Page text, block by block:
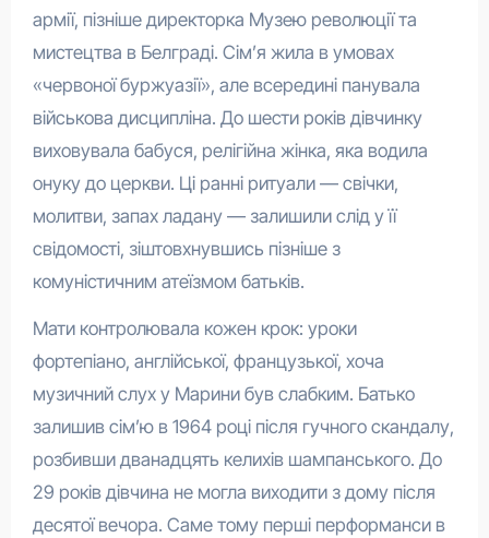
армії, пізніше директорка Музею революції та
мистецтва в Белграді. Сім’я жила в умовах
«червоної буржуазії», але всередині панувала
військова дисципліна. До шести років дівчинку
виховувала бабуся, релігійна жінка, яка водила
онуку до церкви. Ці ранні ритуали — свічки,
молитви, запах ладану — залишили слід у її
свідомості, зіштовхнувшись пізніше з
комуністичним атеїзмом батьків.
Мати контролювала кожен крок: уроки
фортепіано, англійської, французької, хоча
музичний слух у Марини був слабким. Батько
залишив сім’ю в 1964 році після гучного скандалу,
розбивши дванадцять келихів шампанського. До
29 років дівчина не могла виходити з дому після
десятої вечора. Саме тому перші перформанси в